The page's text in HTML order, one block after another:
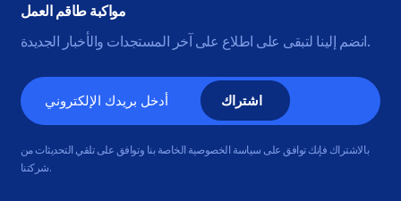
مواكبة طاقم العمل
انضم إلينا لتبقى على اطلاع على آخر المستجدات والأخبار الجديدة.
البريد
الإلكتروني
بالاشتراك فإنك توافق على سياسة الخصوصية الخاصة بنا وتوافق على تلقي التحديثات من
شركتنا.